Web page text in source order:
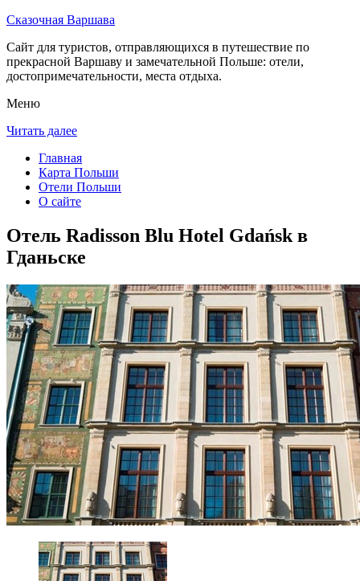
Сказочная Варшава
Сайт для туристов, отправляющихся в путешествие по
прекрасной Варшаву и замечательной Польше: отели,
достопримечательности, места отдыха.
Меню
Читать далее
Главная
Карта Польши
Отели Польши
О сайте
Отель Radisson Blu Hotel Gdańsk в
Гданьске